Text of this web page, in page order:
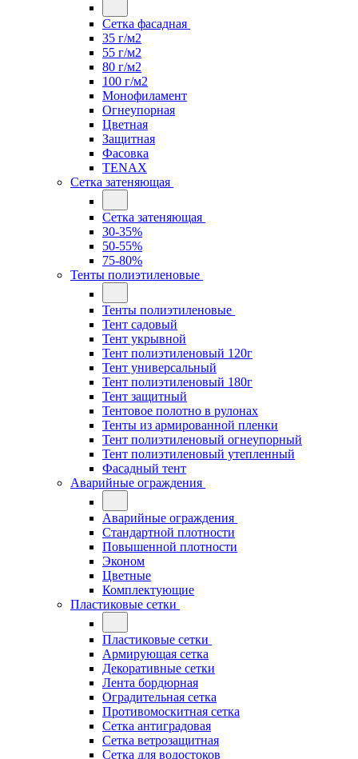
Сетка фасадная
35 г/м2
55 г/м2
80 г/м2
100 г/м2
Монофиламент
Огнеупорная
Цветная
Защитная
Фасовка
TENAX
Сетка затеняющая
Сетка затеняющая
30-35%
50-55%
75-80%
Тенты полиэтиленовые
Тенты полиэтиленовые
Тент садовый
Тент укрывной
Тент полиэтиленовый 120г
Тент универсальный
Тент полиэтиленовый 180г
Тент защитный
Тентовое полотно в рулонах
Тенты из армированной пленки
Тент полиэтиленовый огнеупорный
Тент полиэтиленовый утепленный
Фасадный тент
Аварийные ограждения
Аварийные ограждения
Стандартной плотности
Повышенной плотности
Эконом
Цветные
Комплектующие
Пластиковые сетки
Пластиковые сетки
Армирующая сетка
Декоративные сетки
Лента бордюрная
Оградительная сетка
Противомоскитная сетка
Сетка антиградовая
Сетка ветрозащитная
Сетка для водостоков